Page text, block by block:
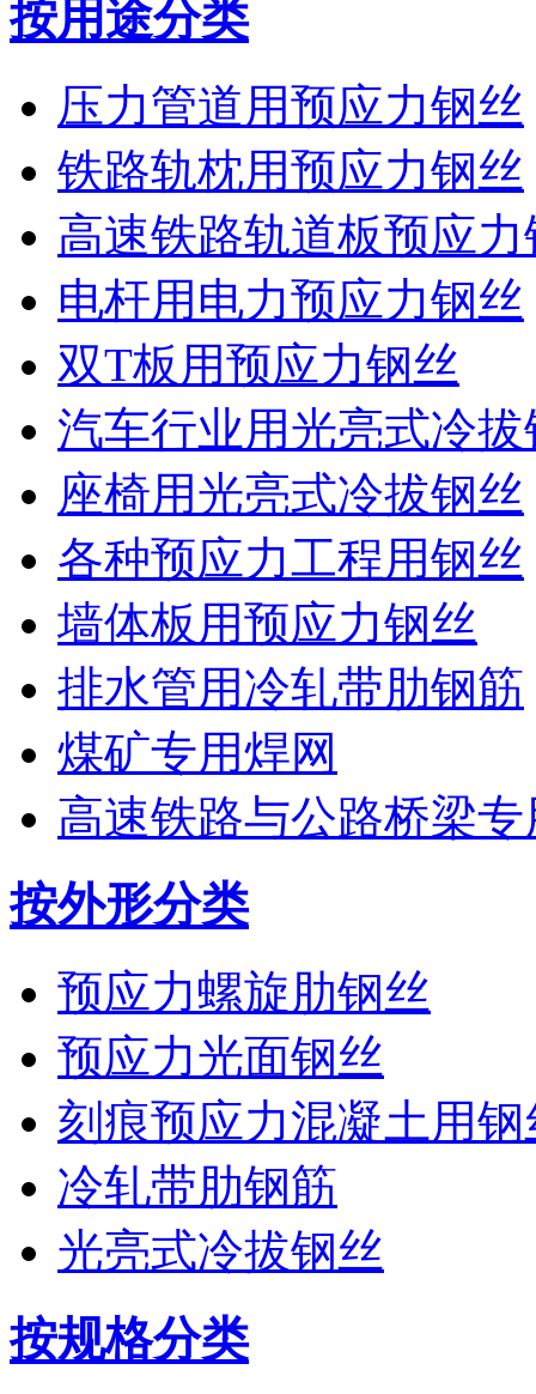
按用途分类
压力管道用预应力钢丝
铁路轨枕用预应力钢丝
高速铁路轨道板预应力
电杆用电力预应力钢丝
双T板用预应力钢丝
汽车行业用光亮式冷拔
座椅用光亮式冷拔钢丝
各种预应力工程用钢丝
墙体板用预应力钢丝
排水管用冷轧带肋钢筋
煤矿专用焊网
高速铁路与公路桥梁
按外形分类
预应力螺旋肋钢丝
预应力光面钢丝
刻痕预应力混凝土用钢
冷轧带肋钢筋
光亮式冷拔钢丝
按规格分类